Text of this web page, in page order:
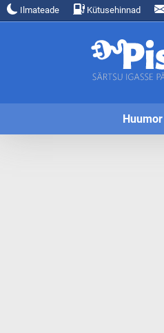
Ilmateade Kütusehinnad
Huumor